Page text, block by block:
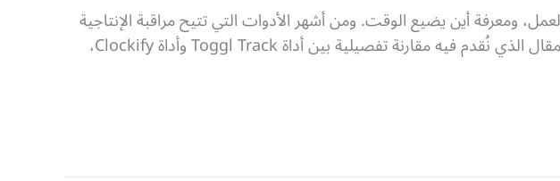
ومعرفة أين يضيع الوقت. ومن أشهر الأدوات التي تتيح مراقبة الإنتاجية
وتتبع الوقت أداة Clockify وأداة Toggl Track. فإذا كنت حائرًا بين الأداتين، تابع معنا هذا المقال الذي نُقدم فيه مقارنة تفصيلية بين أداة Toggl Track وأداة Clockify،